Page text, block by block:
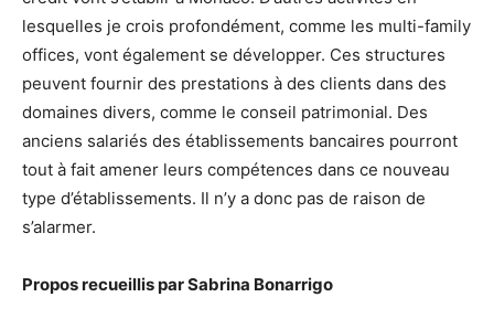
lesquelles je crois profondément, comme les multi-family
offices, vont également se développer. Ces structures
peuvent fournir des prestations à des clients dans des
domaines divers, comme le conseil patrimonial. Des
anciens salariés des établissements bancaires pourront
tout à fait amener leurs compétences dans ce nouveau
type d’établissements. Il n’y a donc pas de raison de
s’alarmer.
Propos recueillis par Sabrina Bonarrigo